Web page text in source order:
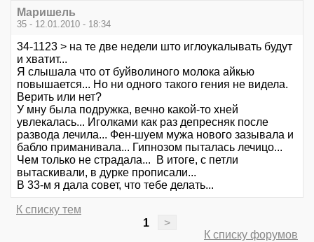
Маришель
35 - 12.01.2010 - 18:34
34-1123 > на те две недели што иглоукалывать будут
и хватит...
Я слышала что от буйволиного молока айкью
повышается... Но ни одного такого гения не видела.
Верить или нет?
У мну была подружка, вечно какой-то хней
увлекалась... Иголками как раз депресняк после
развода лечила... Фен-шуем мужа нового зазывала и
бабло приманивала... Гипнозом пыталась лечицо...
Чем только не страдала... В итоге, с петли
вытаскивали, в дурке прописали...
В 33-м я дала совет, что тебе делать...
К списку тем
1
>
К списку форумов